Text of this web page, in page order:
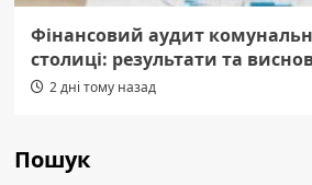
Фінансовий аудит
столиці: результати та
2 дні тому назад
Пошук